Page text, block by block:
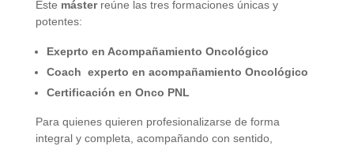
Este másterreúne las tres formaciones únicas y
potentes:
Exeprto en Acompañamiento Oncológico
Coach experto en acompañamiento Oncológico
Certificación en Onco PNL
Para quienes quieren profesionalizarse de forma
integral y completa, acompañando con sentido,